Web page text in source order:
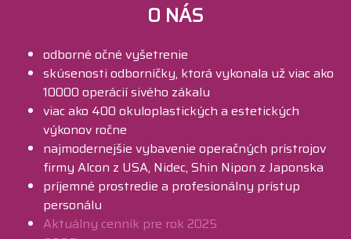
O NÁS
odborné očné vyšetrenie
skúsenosti odborníčky, ktorá vykonala už viac ako
10000 operácií sivého zákalu
viac ako 400 okuloplastických a estetických
výkonov ročne
najmodernejšie vybavenie operačných prístrojov
firmy Alcon z USA, Nidec, Shin Nipon z Japonska
príjemné prostredie a profesionálny prístup
personálu
Aktuálny cenník pre rok 2025